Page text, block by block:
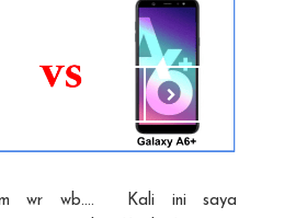
wr wb.... Kali ini saya